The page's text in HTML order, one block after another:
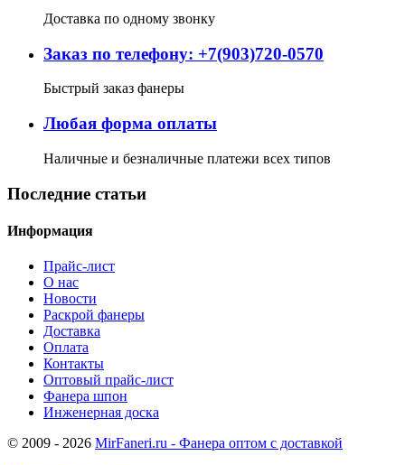
Доставка по одному звонку
Заказ по телефону: +7(903)720-0570
Быстрый заказ фанеры
Любая форма оплаты
Наличные и безналичные платежи всех типов
Последние статьи
Информация
Прайс-лист
О нас
Новости
Раскрой фанеры
Доставка
Оплата
Контакты
Оптовый прайс-лист
Фанера шпон
Инженерная доска
© 2009 - 2026 MirFaneri.ru - Фанера оптом с доставкой